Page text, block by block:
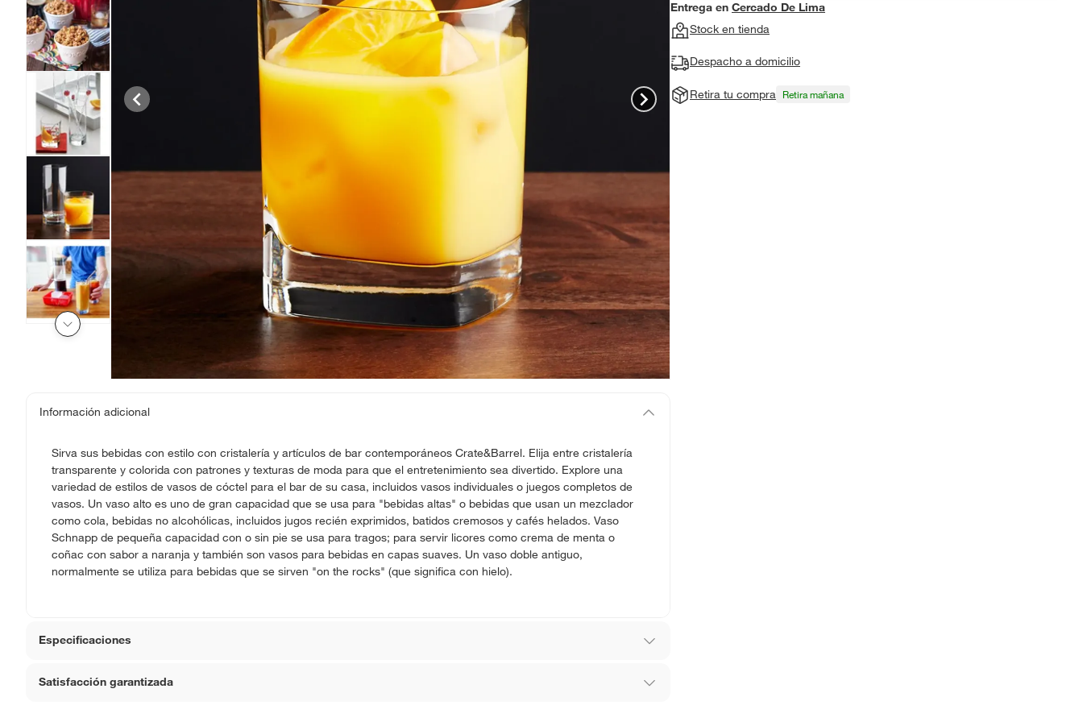
Información adicional
Sirva sus bebidas con estilo con cristalería y artículos de bar contemporáneos Crate&Barrel. Elija entre cristalería
transparente y colorida con patrones y texturas de moda para que el entretenimiento sea divertido. Explore una
variedad de estilos de vasos de cóctel para el bar de su casa, incluidos vasos individuales o juegos completos de
vasos. Un vaso alto es uno de gran capacidad que se usa para "bebidas altas" o bebidas que usan un mezclador
como cola, bebidas no alcohólicas, incluidos jugos recién exprimidos, batidos cremosos y cafés helados. Vaso
Schnapp de pequeña capacidad con o sin pie se usa para tragos; para servir licores como crema de menta o
coñac con sabor a naranja y también son vasos para bebidas en capas suaves. Un vaso doble antiguo,
normalmente se utiliza para bebidas que se sirven "on the rocks" (que significa con hielo).
Especificaciones
Material
Satisfacción garantizada
Entrega en Cercado De Lima
Stock en tienda
Despacho a domicilio
Retira tu compra Retira mañana